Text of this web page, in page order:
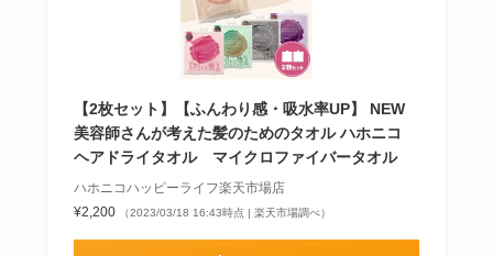
【2枚セット】【ふんわり感・吸水率UP】 NEW
美容師さんが考えた髪のためのタオル ハホニコ
ヘアドライタオル マイクロファイバータオル
ハホニコハッピーライフ楽天市場店
¥2,200
（2023/03/18 16:43時点 | 楽天市場調べ）